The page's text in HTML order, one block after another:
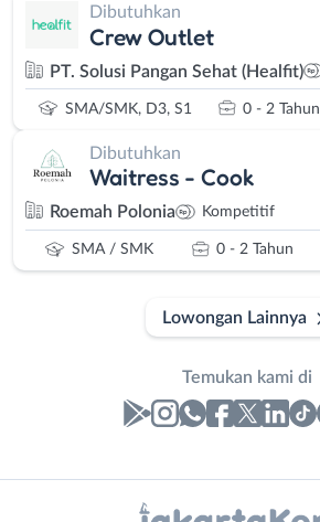
Dibutuhkan
Crew Outlet
PT. Solusi Pangan Sehat (Healfit)
SMA/SMK, D3, S1 0 - 2 Tahun
Dibutuhkan
Waitress - Cook
Roemah Polonia Kompetitif
SMA / SMK 0 - 2 Tahun
Lowongan Lainnya
Temukan kami di